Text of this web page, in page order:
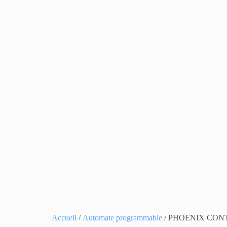
Accueil / Automate programmable / PHOENIX